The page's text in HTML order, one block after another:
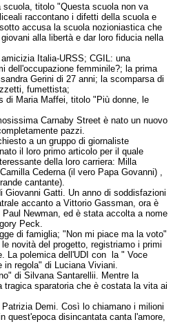
scuola, titolo "Questa scuola non va
raccontano i difetti della scuola e
accusa la scuola nozioniastica che
alla libertà e dar loro fiducia nella
Italia-URSS; CGIL: una
dell'occupazione femminile?; la prima
Gerini di 27 anni; la scomparsa di
fumettista;
di Maria Maffei, titolo "Più donne, le
Carnaby Street è nato un nuovo
pazzi.
a un gruppo di giornaliste
il loro primo articolo per il quale
della loro carriera: Milla
Cederna (il vero Papa Govanni) ,
cantante).
Gatti. Un anno di soddisfazioni
accanto a Vittorio Gassman, ora è
Newman, ed è stata accolta a nome
Peck.
di famiglia; "Non mi piace ma la voto"
novità del progetto, registriamo i primi
La polemica dell'UDI con la " Voce
regola" di Luciana Viviani.
di Silvana Santarellii. Mentre la
tragica sparatoria che è costata la vita ai
Demi. Così lo chiamano i milioni
quest'epoca disincantata canta l'amore,